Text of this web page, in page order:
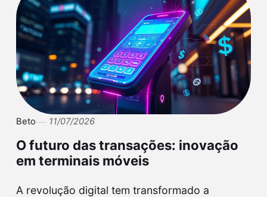
Beto 11/07/2026
O futuro das transações: inovação
em terminais móveis
A revolução digital tem transformado a